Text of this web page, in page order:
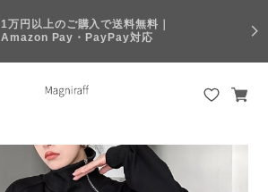
1万円以上のご購入で送料無料｜
Amazon Pay・PayPay対応